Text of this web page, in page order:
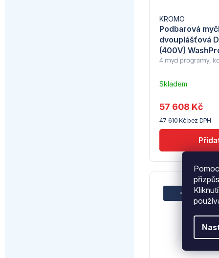
4 mycí programy,
Podbarová
dvouplášťová
(400V)
KROMO
Skladem
dodavatele
(5)
47 610 Kč bez DPH
57 608 Kč
54
–20 %